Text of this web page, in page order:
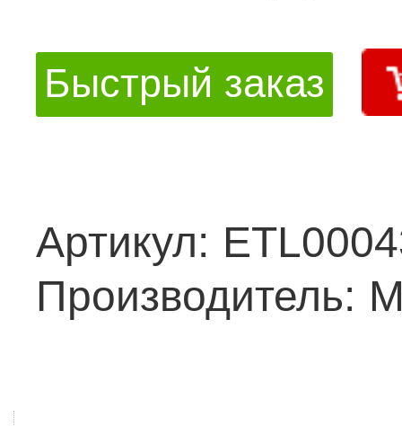
Быстрый заказ
Артикул:
Производитель: